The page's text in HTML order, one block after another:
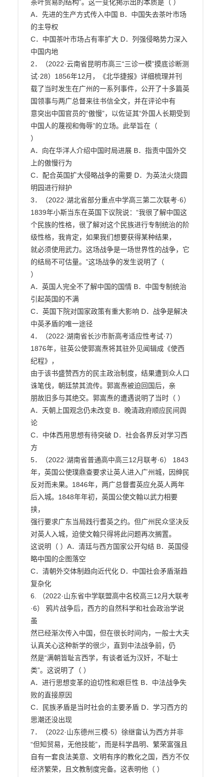
茶叶贸易的结构”。这一变化掲示出的本质是（ ）
A．先进的生产方式传入中国 B．中国失去茶叶市场
的主导权
C．中国茶叶市场占有率扩大 D．列强侵略势力深入
中国内地
2．（2022·云南省昆明市高三“三诊一模”摸底诊断测
试·28）1856年12月，《北华捷报》详细梳理并刊
载了当时发生在广州的一系列事件，公开了十多篇英
国领事与两广总督来往书信全文，并在评论中有
意突出中国官员的“傲慢”，以佐证其“外国人长期受到
中国人的蔑视和侮辱”的立场。此举旨在（
）
A．向在华洋人介绍中国时局进展 B．指责中国外交
上的傲慢行为
C．配合英国扩大侵略战争的需要 D．为英法火烧圆
明园进行辩护
3．（2022·湖北省部分重点中学高三第二次联考·6）
1839年小斯当东在英国下议院说：“我很了解中国这
个民族的性格，很了解对这个民族进行专制统治的阶
级性格，我肯定，如果我们想要获得某种结果，
就必须使用武力。这场战争是一场世界性的战争，它
的结局不可估量。”这场战争的发生说明了（
）
A．英国人完全不了解中国的国情 B．中国专制统治
引起英国的不满
C．英国下院对国家政策有重大影响 D．战争是解决
中英矛盾的唯一途径
4．（2022·湖南省长沙市新高考适应性考试·7）
1876年，驻英公使郭嵩焘将其驻外见闻辑成《使西
纪程》，
由于该书盛赞西方的民主政治制度，结果遭到众人口
诛笔伐，朝廷禁其流传。郭嵩焘被迫回国后，亲
朋故旧多与其绝交。郭嵩焘的遭遇说明了当时（ ）
A．天朝上国观念仍未改变 B．晚清政府顺应民间舆
论
C．中体西用思想有待突破 D．社会各界反对学习西
方
5．（2022·湖南省普通高中高三12月联考·6） 1843
年，英国公使璞鼎查要求让英人进入广州城，因绅民
反对而未果。1846年，两广总督耆英应允英人两年
后入城。1848年年初，英国公使文翰以武力相要
挟，
强行要求广东当局践行耆英之约。但广州民众坚决反
对英人入城，迫使文翰只得将此问题再次搁置。
这说明（ ）A．清廷与西方国家公开勾结 B．英国侵
略中国的企图落空
C．清朝外交体制趋向近代化 D．中国社会矛盾渐趋
复杂化
6. （2022·山东省中学联盟高中名校高三12月大联考
·6） 鸦片战争后，西方的自然科学和社会政治学说
虽
然已经渐次传入中国，但在很长时间内，一般士大夫
认真关心这种新学的很少，直到中法战争前，仍
然是“满朝皆耻言西学，有谈者诋为汉奸，不耻士
类”。这说明了（ ）
A．进行思想变革的迫切性和艰巨性 B．中法战争失
败的直接原因
C．民族矛盾是当时社会的主要矛盾 D．学习西方的
思潮还没出现
7．（2022·山东德州三模·5）徐继畲认为西方并非
“但知贸易，无他技能”，而是科学昌明、繁荣富强且
自有一套良法美意、文明有序的教化之国，西方不仅
经济繁荣，且文教制度完备。这表明他（ ）